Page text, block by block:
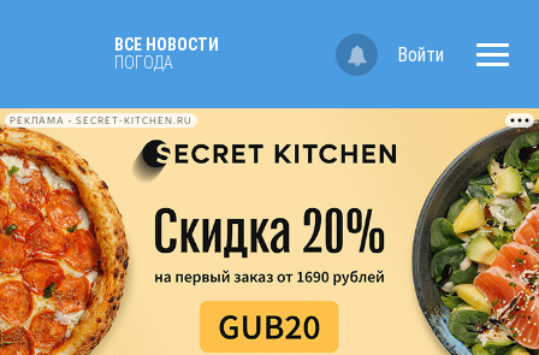
ВСЕ НОВОСТИ
ПОГОДА
Войти
РЕКЛАМА • SECRET-KITCHEN.RU